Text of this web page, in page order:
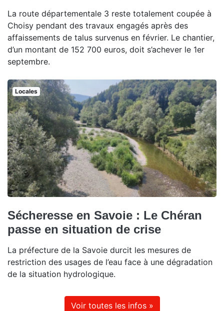
La route départementale 3 reste totalement coupée à
Choisy pendant des travaux engagés après des
affaissements de talus survenus en février. Le chantier,
d’un montant de 152 700 euros, doit s’achever le 1er
septembre.
Locales
Sécheresse en Savoie : Le Chéran
passe en situation de crise
La préfecture de la Savoie durcit les mesures de
restriction des usages de l’eau face à une dégradation
de la situation hydrologique.
Voir toutes les infos »